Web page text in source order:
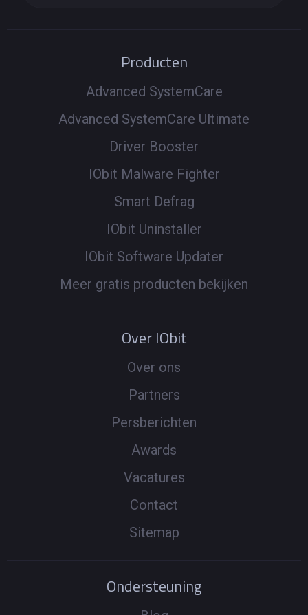
Producten
Advanced SystemCare
Advanced SystemCare Ultimate
Driver Booster
IObit Malware Fighter
Smart Defrag
IObit Uninstaller
IObit Software Updater
Meer gratis producten bekijken
Over IObit
Over ons
Partners
Persberichten
Awards
Vacatures
Contact
Sitemap
Ondersteuning